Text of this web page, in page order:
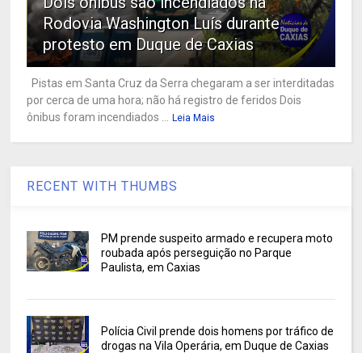
Rodovia Washington Luís durante
protesto em Duque de Caxias
Pistas em Santa Cruz da Serra chegaram a ser interditadas
por cerca de uma hora; não há registro de feridos Dois
ônibus foram incendiados ...
Leia Mais
RECENT WITH THUMBS
PM prende suspeito armado e recupera moto
roubada após perseguição no Parque
Paulista, em Caxias
Polícia Civil prende dois homens por tráfico de
drogas na Vila Operária, em Duque de Caxias